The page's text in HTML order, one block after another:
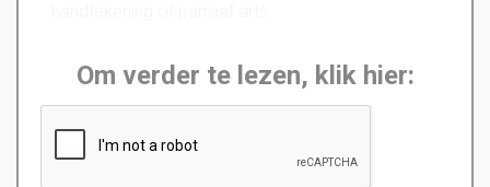
Om verder te lezen, klik hier: